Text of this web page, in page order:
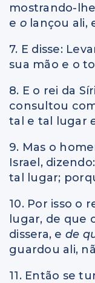
mostrando-lhe
e o lançou ali,
7. E disse:
sua mão e o
8. E o rei da
consultou
tal e tal lugar
9. Mas o
Israel,
tal lugar;
10. Por isso o
lugar, de que
dissera, e de
guardou ali,
11. Então se